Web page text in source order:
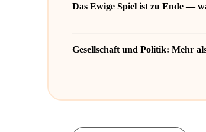
Das Ewige Spiel ist zu Ende —
Gesellschaft und Politik: Mehr